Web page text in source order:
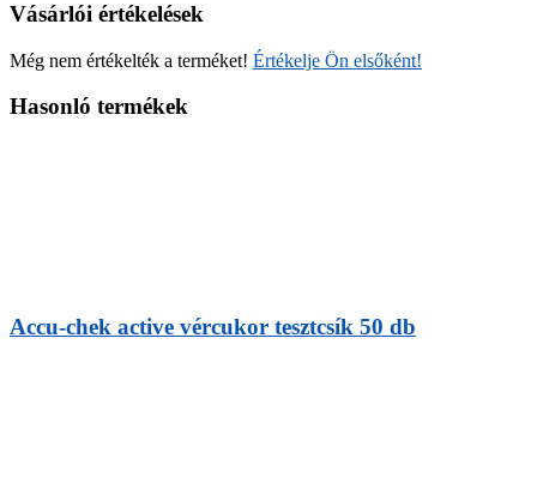
Vásárlói értékelések
Még nem értékelték a terméket! Értékelje Ön elsőként!
Hasonló termékek
Accu-chek active vércukor tesztcsík 50 db